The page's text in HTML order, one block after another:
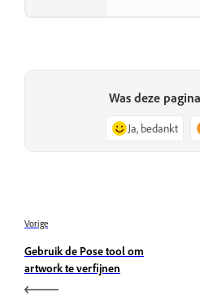
Was deze
Ja, bedankt
Vorige
Gebruik de Pose tool om
artwork te verfijnen